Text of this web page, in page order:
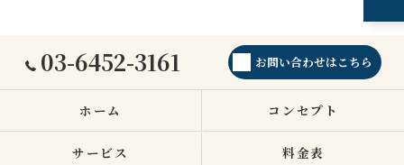
03-6452-3161 お問い合わせはこちら
ホーム コンセプト
サービス 料金表